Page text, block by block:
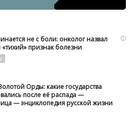
i
не с боли: онколог назвал
признак болезни
Орды: какие государства
после её распада —
— энциклопедия русской жизни